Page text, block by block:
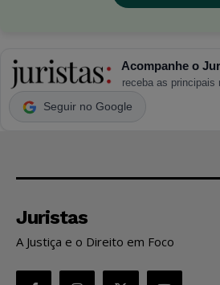
Acompanhe o
receba as principais
Seguir no Google
Juristas
A Justiça e o Direito em Foco